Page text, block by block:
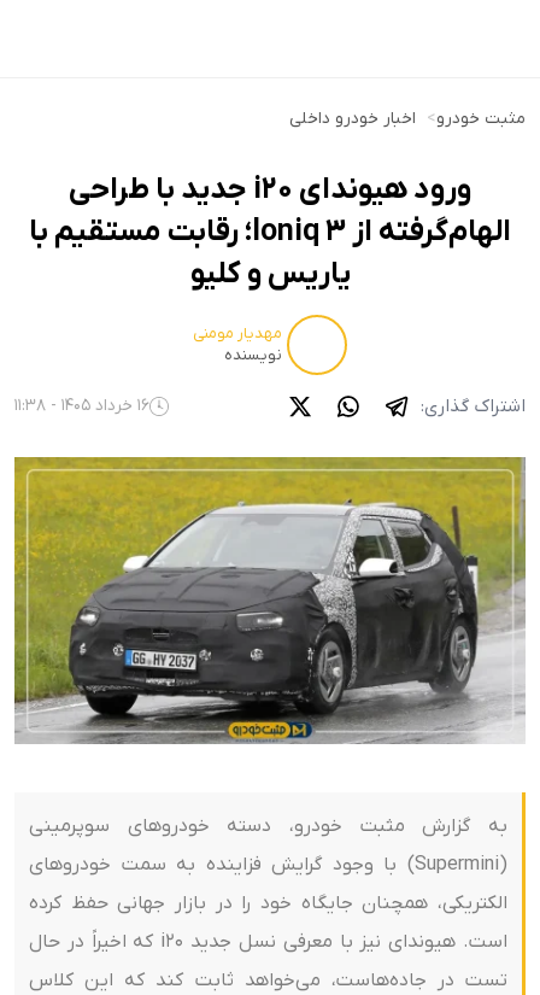
مثبت خودرو> اخبار خودرو داخلی
ورود هیوندای i20 جدید با طراحی
الهام‌گرفته از Ioniq 3؛ رقابت مستقیم با
یاریس و کلیو
مهدیار مومنی
نویسنده
اشتراک گذاری: 16 خرداد 1405 - 11:38
به گزارش مثبت خودرو، دسته خودروهای سوپرمینی
(Supermini) با وجود گرایش فزاینده به سمت خودروهای
الکتریکی، همچنان جایگاه خود را در بازار جهانی حفظ کرده
است. هیوندای نیز با معرفی نسل جدید i20 که اخیراً در حال
تست در جاده‌هاست، می‌خواهد ثابت کند که این کلاس